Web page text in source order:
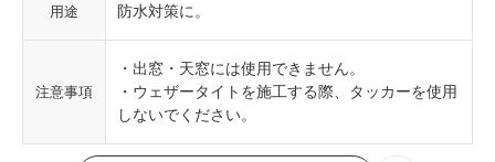
用途 防水対策に。
注意事項
・出窓・天窓には使用できません。
・ウェザータイトを施工する際、タッカーを使用
しないでください。